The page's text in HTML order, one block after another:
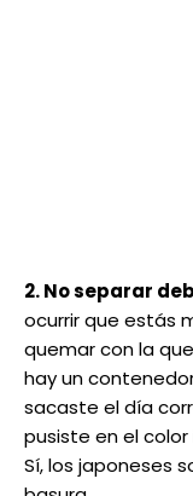
2. No separar
ocurrir que estás
quemar con la
hay un
sacaste el día
pusiste en el
Sí, los japoneses